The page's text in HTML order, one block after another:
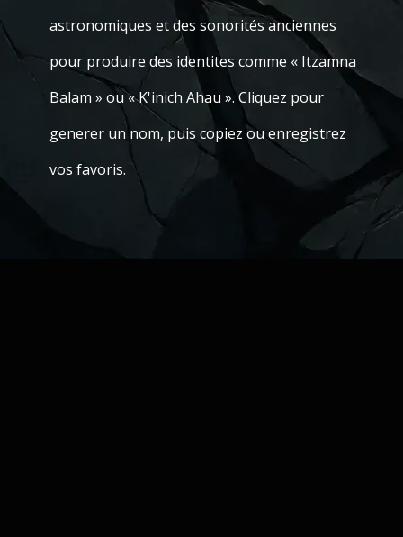
astronomiques et des sonorités anciennes
pour produire des identites comme « Itzamna
Balam » ou « K'inich Ahau ». Cliquez pour
generer un nom, puis copiez ou enregistrez
vos favoris.